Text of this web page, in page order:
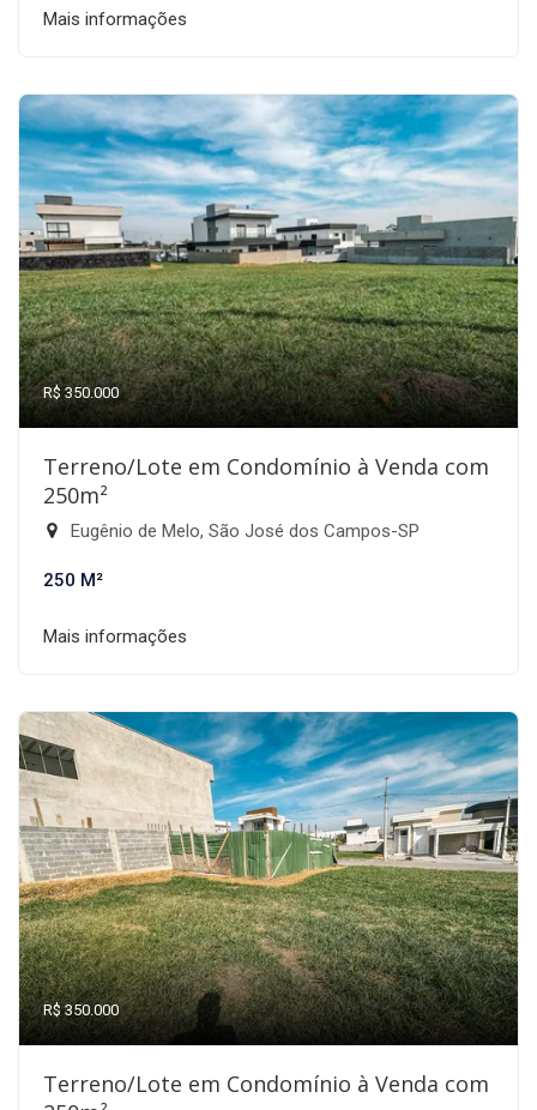
Mais informações
R$ 350.000
Terreno/Lote em Condomínio à Venda com
250m²
Eugênio de Melo, São José dos Campos-SP
250 M²
Mais informações
R$ 350.000
Terreno/Lote em Condomínio à Venda com